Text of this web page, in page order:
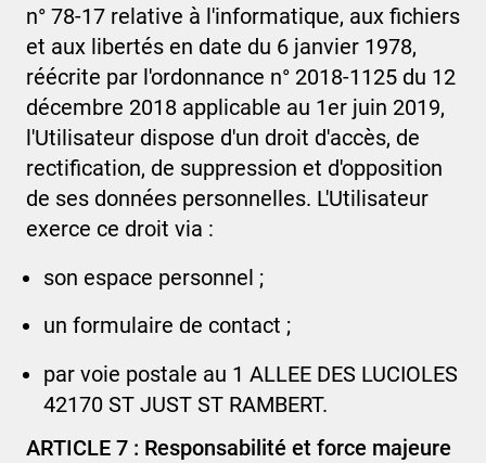
n° 78-17 relative à l'informatique, aux fichiers
et aux libertés en date du 6 janvier 1978,
réécrite par l'ordonnance n° 2018-1125 du 12
décembre 2018 applicable au 1er juin 2019,
l'Utilisateur dispose d'un droit d'accès, de
rectification, de suppression et d'opposition
de ses données personnelles. L'Utilisateur
exerce ce droit via :
son espace personnel ;
un formulaire de contact ;
par voie postale au 1 ALLEE DES LUCIOLES
42170 ST JUST ST RAMBERT.
ARTICLE 7 : Responsabilité et force majeure